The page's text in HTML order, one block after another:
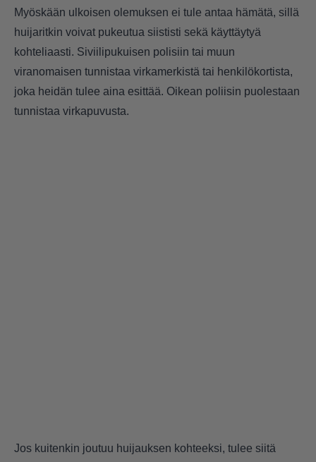
Myöskään ulkoisen olemuksen ei tule antaa hämätä, sillä
huijaritkin voivat pukeutua siististi sekä käyttäytyä
kohteliaasti. Siviilipukuisen polisiin tai muun
viranomaisen tunnistaa virkamerkistä tai henkilökortista,
joka heidän tulee aina esittää. Oikean poliisin puolestaan
tunnistaa virkapuvusta.
Jos kuitenkin joutuu huijauksen kohteeksi, tulee siitä